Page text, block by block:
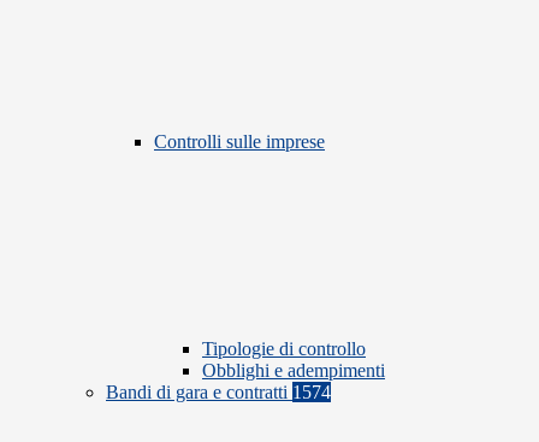
Controlli sulle imprese
Tipologie di controllo
Obblighi e adempimenti
Bandi di gara e contratti 1574